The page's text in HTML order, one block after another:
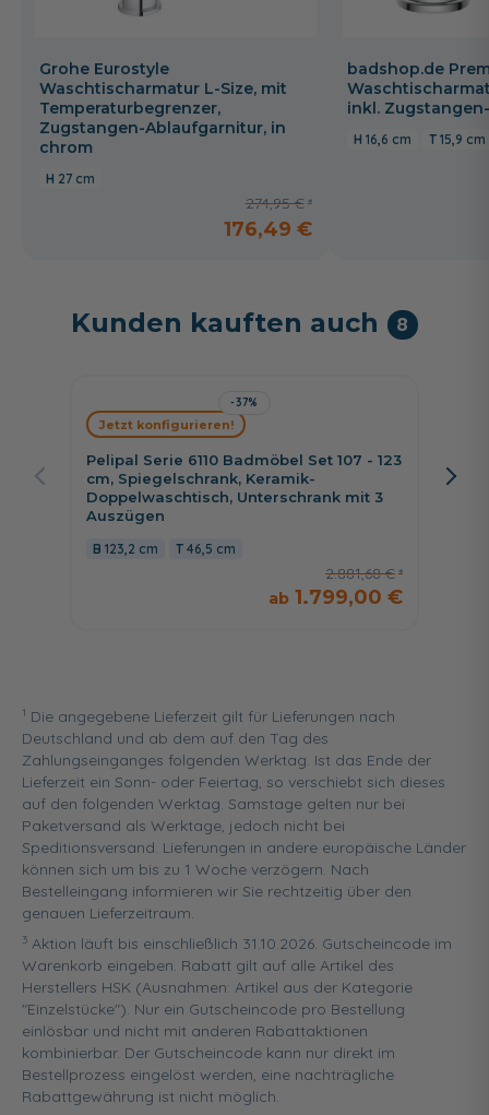
Grohe Eurostyle
Waschtischarmatur L-Size, mit
Temperaturbegrenzer,
Zugstangen-Ablaufgarnitur, in
chrom
27 cm
274,95 €
176,49 €
badshop.de
inkl.
16,6 cm 15,9 cm
Kunden kauften auch 8
-37%
Pelipal Serie 6110 Badmöbel Set 107 - 123
cm, Spiegelschrank, Keramik-
Doppelwaschtisch, Unterschrank mit 3
Auszügen
123,2 cm 46,5 cm
2.881,68 €
1.799,00 €
Jetzt konfigurieren!
cm,
1 Die angegebene Lieferzeit gilt für Lieferungen nach
Deutschland und ab dem auf den Tag des
Zahlungseinganges folgenden Werktag. Ist das Ende der
Lieferzeit ein Sonn- oder Feiertag, so verschiebt sich dieses
auf den folgenden Werktag. Samstage gelten nur bei
Paketversand als Werktage, jedoch nicht bei
Speditionsversand. Lieferungen in andere europäische Länder
können sich um bis zu 1 Woche verzögern. Nach
Bestelleingang informieren wir Sie rechtzeitig über den
genauen Lieferzeitraum.
3 Aktion läuft bis einschließlich 31.10.2026. Gutscheincode im
Warenkorb eingeben. Rabatt gilt auf alle Artikel des
Herstellers HSK (Ausnahmen: Artikel aus der Kategorie
"Einzelstücke"). Nur ein Gutscheincode pro Bestellung
einlösbar und nicht mit anderen Rabattaktionen
kombinierbar. Der Gutscheincode kann nur direkt im
Bestellprozess eingelöst werden, eine nachträgliche
Rabattgewährung ist nicht möglich.